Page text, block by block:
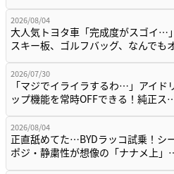
2026/08/04
大人気トヨタ車「完成度がスゴイ…
スキー板、ゴルフバッグ、なんでも
2026/07/30
「マジでイライラするわ…」アイド
ップ機能を常時OFFできる！純正ス
2026/08/04
正直舐めてた…BYDラッコ試乗！シ
ポジ・静粛性が想像の「ナナメ上